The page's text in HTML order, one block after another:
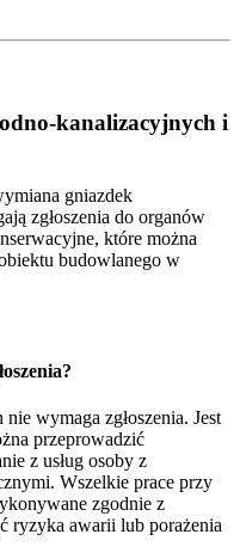
kanalizacyjnych i
gniazdek
zgłoszenia do organów
które można
budowlanego w
wymaga zgłoszenia. Jest
przeprowadzić
z usług osoby z
Wszelkie prace przy
zgodnie z
ryzyka awarii lub porażenia